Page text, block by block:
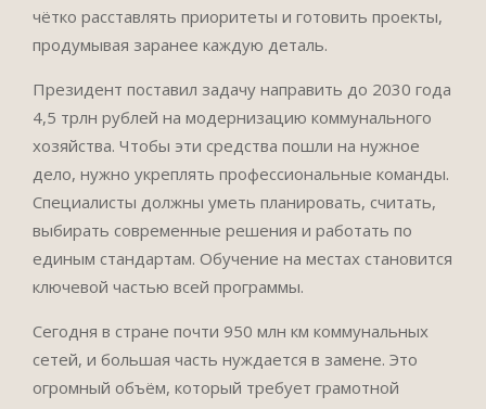
чётко расставлять приоритеты и готовить проекты,
продумывая заранее каждую деталь.
Президент поставил задачу направить до 2030 года
4,5 трлн рублей на модернизацию коммунального
хозяйства. Чтобы эти средства пошли на нужное
дело, нужно укреплять профессиональные команды.
Специалисты должны уметь планировать, считать,
выбирать современные решения и работать по
единым стандартам. Обучение на местах становится
ключевой частью всей программы.
Сегодня в стране почти 950 млн км коммунальных
сетей, и большая часть нуждается в замене. Это
огромный объём, который требует грамотной